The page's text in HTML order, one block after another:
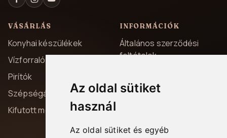
Az oldal sütiket
használ
Az oldal sütiket és egyéb
VÁSÁRLÁS
Konyhai készülékek
Vízforralók
Pirítók
Szépségápolás
Kifutott modellek
INFORMÁCIÓK
Általános szerződési
feltételek
Szállítás és fizetés